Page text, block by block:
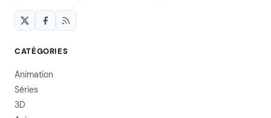
CATÉGORIES
Animation
Séries
3D